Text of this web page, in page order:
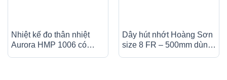
Nhiệt kế đo thân nhiệt
Aurora HMP 1006 có
Dây hút nhớt Hoàng Sơn
size 8 FR – 500mm dùng